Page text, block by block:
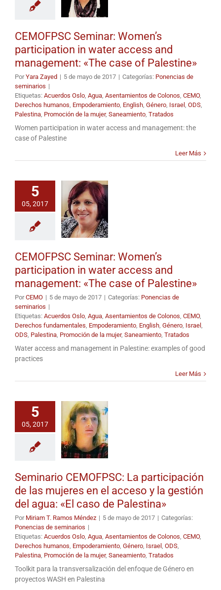
CEMOFPSC Seminar: Women’s
participation in water access and
management: «The case of Palestine»
PorYara Zayed | 5 de mayo de 2017 | Categorías: Ponencias de
seminarios |
Etiquetas: Acuerdos Oslo, Agua, Asentamientos de Colonos, CEMO,
Derechos humanos, Empoderamiento, English, Género, Israel , ODS,
Palestina, Promoción de la mujer, Saneamiento, Tratados
Women participation in water access and management: the
case of Palestine
Leer Más
5
05, 2017
CEMOFPSC Seminar: Women’s
participation in water access and
management: «The case of Palestine»
PorCEMO | 5 de mayo de 2017 | Categorías: Ponencias de
seminarios |
Etiquetas: Acuerdos Oslo, Agua, Asentamientos de Colonos, CEMO,
Derechos fundamentales, Empoderamiento, English, Género, Israel ,
ODS, Palestina, Promoción de la mujer, Saneamiento, Tratados
Water access and management in Palestine: examples of good
practices
Leer Más
5
05, 2017
Seminario CEMOFPSC: La participación
de las mujeres en el acceso y la gestión
del agua: «El caso de Palestina»
Por Miriam T. Ramos Méndez | 5 de mayo de 2017 | Categorías:
Ponencias de seminarios |
Etiquetas: Acuerdos Oslo, Agua, Asentamientos de Colonos, CEMO,
Derechos humanos, Empoderamiento, Género, Israel , ODS,
Palestina, Promoción de la mujer, Saneamiento, Tratados
Toolkit para la transversalización del enfoque de Género en
proyectos WASH en Palestina